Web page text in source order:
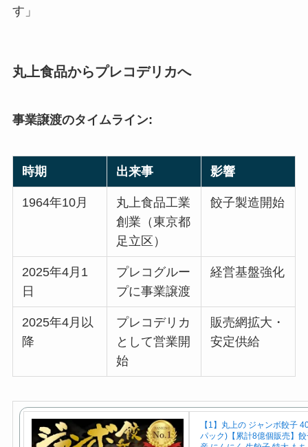
す」
丸上食品からプレコデリカへ
事業譲渡のタイムライン:
時期 出来事 影響
1964年10月
丸上食品工業
創業（東京都
足立区）
餃子製造開始
2025年4月1
日
プレコグルー
プに事業譲渡
経営基盤強化
2025年4月以
降
プレコデリカ
として営業開
始
販売網拡大・
安定供給
【1】丸上の ジャンボ餃子
パック)【累計8億個販売】